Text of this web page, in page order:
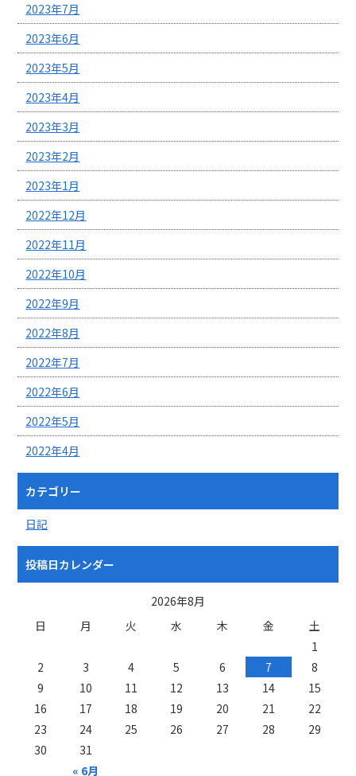
2023年7月
2023年6月
2023年5月
2023年4月
2023年3月
2023年2月
2023年1月
2022年12月
2022年11月
2022年10月
2022年9月
2022年8月
2022年7月
2022年6月
2022年5月
2022年4月
カテゴリー
日記
投稿日カレンダー
2026年8月
日
月 火 水 木 金 土
« 6月
1
2
3 4 5 6 7
8
9
10 11 12 13 14
15
16
17 18 19 20 21
22
23
24 25 26 27 28
29
30
31